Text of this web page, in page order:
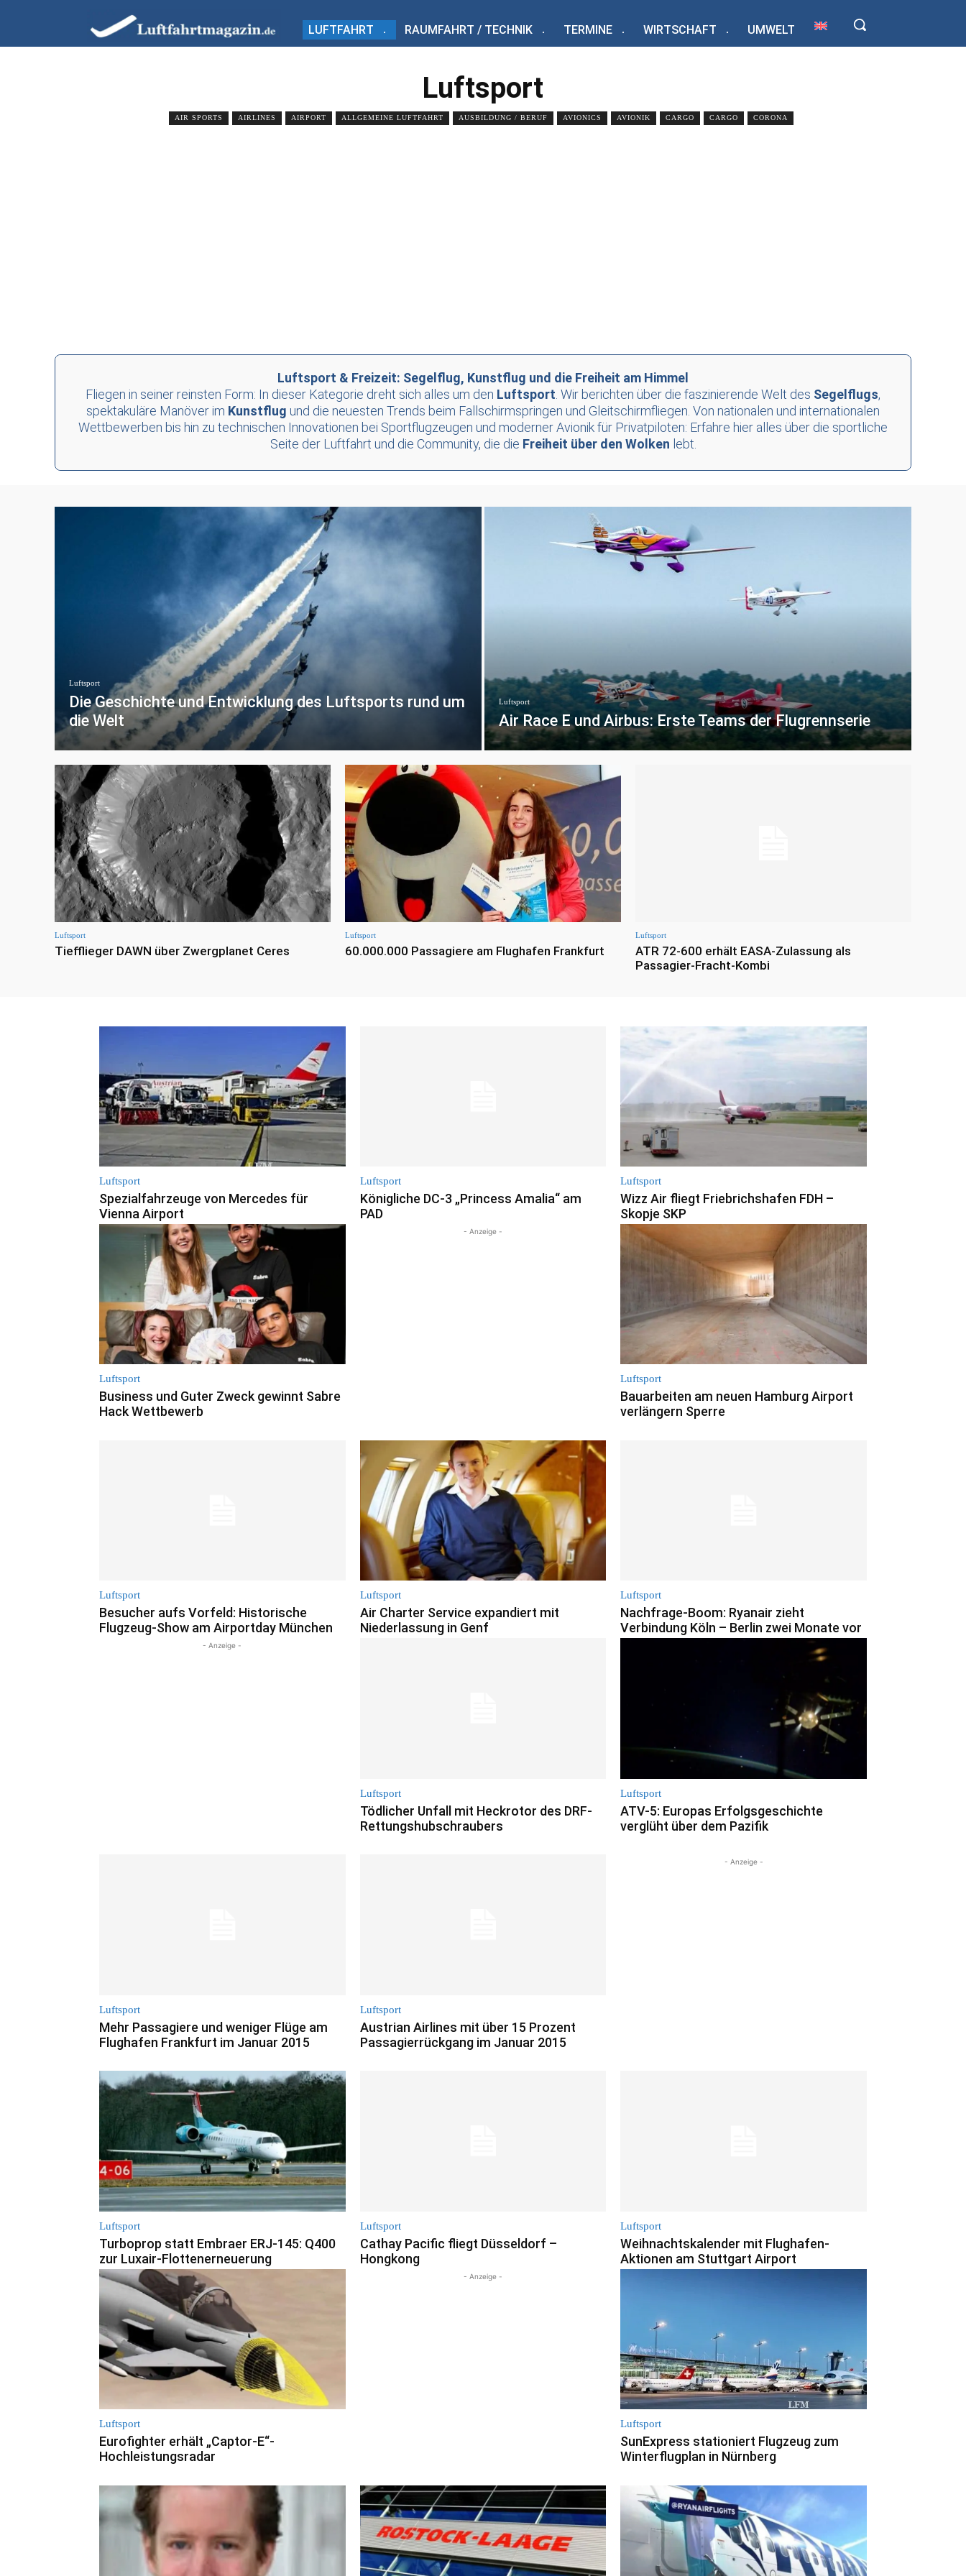
LUFTFAHRT RAUMFAHRT / TECHNIK TERMINE WIRTSCHAFT UMWELT
Luftsport
AIR SPORTS AIRLINES AIRPORT ALLGEMEINE LUFTFAHRT AUSBILDUNG / BERUF AVIONICS AVIONIK CARGO CARGO CORONA
Luftsport & Freizeit: Segelflug, Kunstflug und die Freiheit am Himmel
Fliegen in seiner reinsten Form: In dieser Kategorie dreht sich alles um den Luftsport. Wir berichten über die faszinierende Welt des Segelflugs,
spektakuläre Manöver im Kunstflug und die neuesten Trends beim Fallschirmspringen und Gleitschirmfliegen. Von nationalen und internationalen
Wettbewerben bis hin zu technischen Innovationen bei Sportflugzeugen und moderner Avionik für Privatpiloten: Erfahre hier alles über die sportliche
Seite der Luftfahrt und die Community, die die Freiheit über den Wolken lebt.
Luftsport
Die Geschichte und Entwicklung des Luftsports rund um
die Welt
Luftsport
Air Race E und Airbus: Erste Teams der Flugrennserie
Luftsport
Tiefflieger DAWN über Zwergplanet Ceres
Luftsport
60.000.000 Passagiere am Flughafen Frankfurt
Luftsport
ATR 72-600 erhält EASA-Zulassung als
Passagier-Fracht-Kombi
Luftsport
Spezialfahrzeuge von Mercedes für
Vienna Airport
Luftsport
Königliche DC-3 „Princess Amalia“ am
PAD
Luftsport
Wizz Air fliegt Friebrichshafen FDH –
Skopje SKP
Luftsport
Business und Guter Zweck gewinnt Sabre
Hack Wettbewerb
- Anzeige -
Luftsport
Bauarbeiten am neuen Hamburg Airport
verlängern Sperre
Luftsport
Besucher aufs Vorfeld: Historische
Flugzeug-Show am Airportday München
Luftsport
Air Charter Service expandiert mit
Niederlassung in Genf
Luftsport
Nachfrage-Boom: Ryanair zieht
Verbindung Köln – Berlin zwei Monate vor
- Anzeige -
Luftsport
Tödlicher Unfall mit Heckrotor des DRF-
Rettungshubschraubers
Luftsport
ATV-5: Europas Erfolgsgeschichte
verglüht über dem Pazifik
Luftsport
Mehr Passagiere und weniger Flüge am
Flughafen Frankfurt im Januar 2015
Luftsport
Austrian Airlines mit über 15 Prozent
Passagierrückgang im Januar 2015
- Anzeige -
Luftsport
Turboprop statt Embraer ERJ-145: Q400
zur Luxair-Flottenerneuerung
Luftsport
Cathay Pacific fliegt Düsseldorf –
Hongkong
Luftsport
Weihnachtskalender mit Flughafen-
Aktionen am Stuttgart Airport
Luftsport
Eurofighter erhält „Captor-E“-
Hochleistungsradar
- Anzeige -
Luftsport
SunExpress stationiert Flugzeug zum
Winterflugplan in Nürnberg